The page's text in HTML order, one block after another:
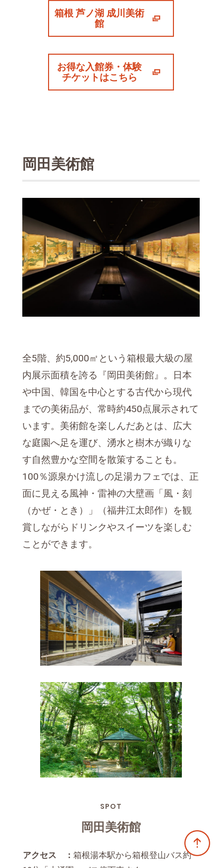
箱根 芦ノ湖 成川美術
館
お得な入館券・体験
チケットはこちら
岡田美術館
全5階、約5,000㎡という箱根最大級の屋
内展示面積を誇る『岡田美術館』。日本
や中国、韓国を中心とする古代から現代
までの美術品が、常時約450点展示されて
います。美術館を楽しんだあとは、広大
な庭園へ足を運び、湧水と樹木が織りな
す自然豊かな空間を散策することも。
100％源泉かけ流しの足湯カフェでは、正
面に見える風神・雷神の大壁画「風・刻
（かぜ・とき）」（福井江太郎作）を観
賞しながらドリンクやスイーツを楽しむ
ことができます。
SPOT
岡田美術館
アクセス ：箱根湯本駅から箱根登山バス約